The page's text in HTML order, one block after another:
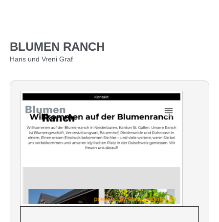
BLUMEN RANCH
Hans und Vreni Graf